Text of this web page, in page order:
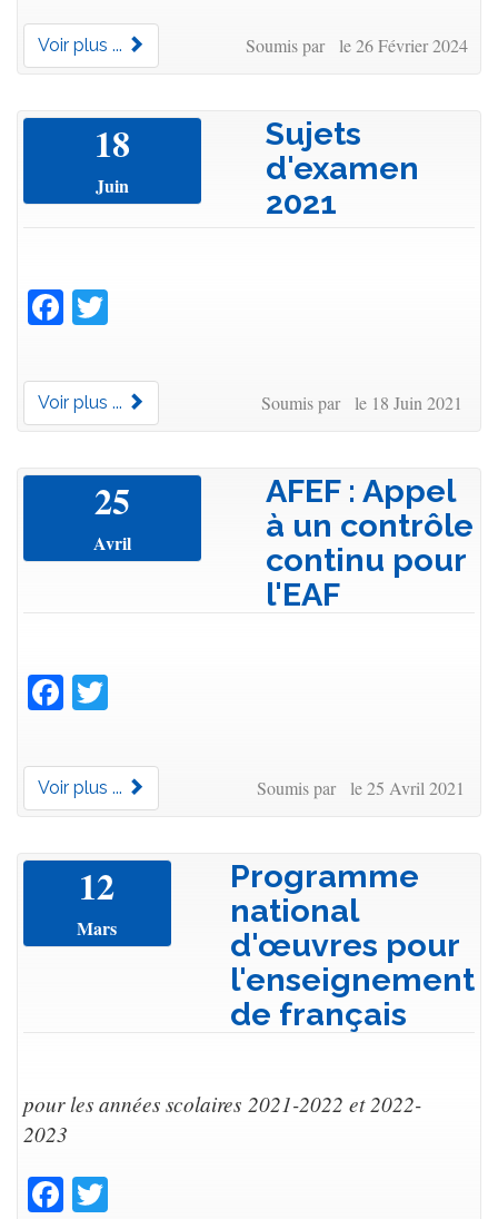
Voir plus ... Soumis par le 26 Février 2024
18
Juin
Sujets
d'examen
2021
Facebook
Voir plus ... Soumis par le 18 Juin 2021
25
Avril
AFEF : Appel
à un contrôle
continu pour
l'EAF
Facebook
Voir plus ... Soumis par le 25 Avril 2021
12
Mars
Programme
national
d'œuvres pour
l'enseignement
de français
pour les années scolaires 2021-2022 et 2022-
2023
Facebook